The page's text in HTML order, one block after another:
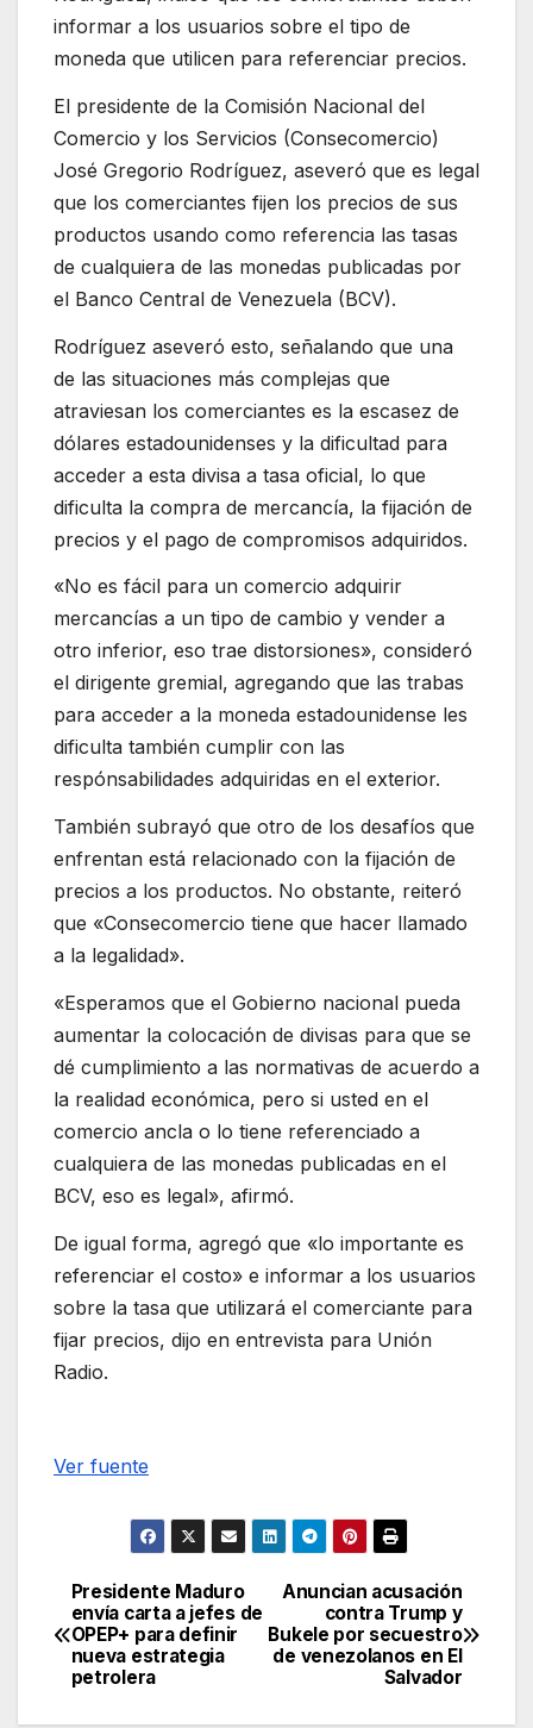
informar a los usuarios sobre el tipo de
moneda que utilicen para referenciar precios.
El presidente de la Comisión Nacional del
Comercio y los Servicios (Consecomercio)
José Gregorio Rodríguez, aseveró que es legal
que los comerciantes fijen los precios de sus
productos usando como referencia las tasas
de cualquiera de las monedas publicadas por
el Banco Central de Venezuela (BCV).
Rodríguez aseveró esto, señalando que una
de las situaciones más complejas que
atraviesan los comerciantes es la escasez de
dólares estadounidenses y la dificultad para
acceder a esta divisa a tasa oficial, lo que
dificulta la compra de mercancía, la fijación de
precios y el pago de compromisos adquiridos.
«No es fácil para un comercio adquirir
mercancías a un tipo de cambio y vender a
otro inferior, eso trae distorsiones», consideró
el dirigente gremial, agregando que las trabas
para acceder a la moneda estadounidense les
dificulta también cumplir con las
respónsabilidades adquiridas en el exterior.
También subrayó que otro de los desafíos que
enfrentan está relacionado con la fijación de
precios a los productos. No obstante, reiteró
que «Consecomercio tiene que hacer llamado
a la legalidad».
«Esperamos que el Gobierno nacional pueda
aumentar la colocación de divisas para que se
dé cumplimiento a las normativas de acuerdo a
la realidad económica, pero si usted en el
comercio ancla o lo tiene referenciado a
cualquiera de las monedas publicadas en el
BCV, eso es legal», afirmó.
De igual forma, agregó que «lo importante es
referenciar el costo» e informar a los usuarios
sobre la tasa que utilizará el comerciante para
fijar precios, dijo en entrevista para Unión
Radio.
Ver fuente
Navegación
de
entradas
Anuncian acusación
contra Trump y
Bukele por secuestro
de venezolanos en El
Salvador
Presidente Maduro
envía carta a jefes de
OPEP+ para definir
nueva estrategia
petrolera